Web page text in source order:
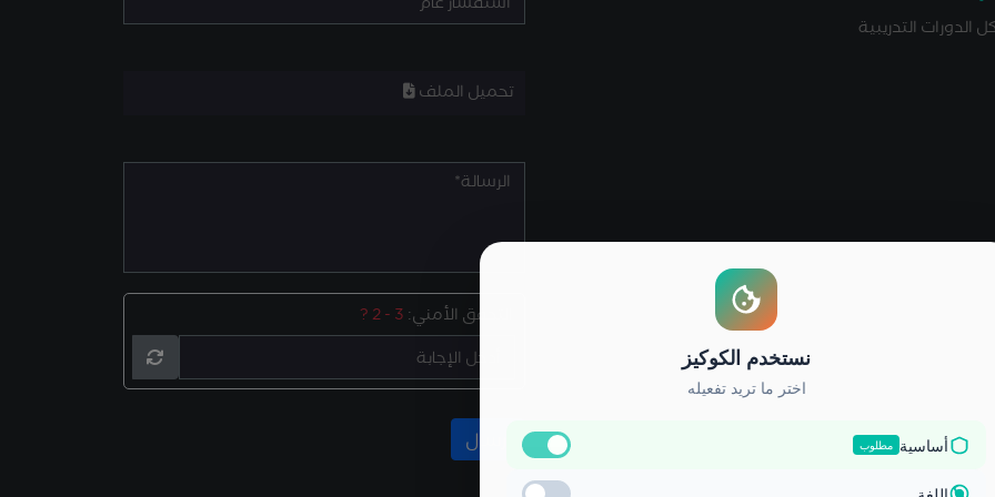
الدورات التدريبية
تحميل الملف
التحقق الأمني: 3 - 2 ?